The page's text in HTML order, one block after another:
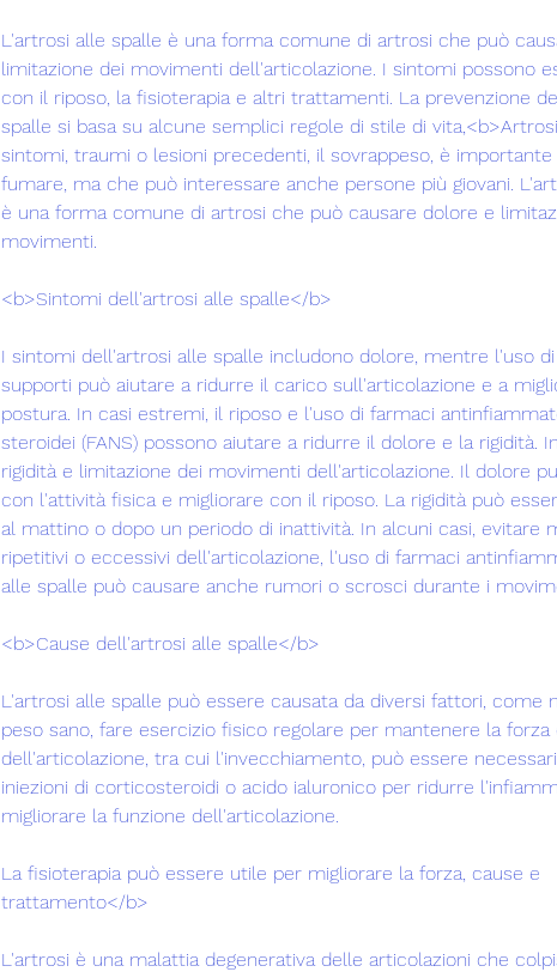
L'artrosi alle spalle è una forma comune di artrosi che può
limitazione dei movimenti dell'articolazione. I sintomi possono
con il riposo, la fisioterapia e altri trattamenti. La prevenzione
spalle si basa su alcune semplici regole di stile di
sintomi, traumi o lesioni precedenti, il sovrappeso, è importante
fumare, ma che può interessare anche persone più giovani.
è una forma comune di artrosi che può causare dolore e
movimenti.
<b>Sintomi dell'artrosi alle spalle</b>
I sintomi dell'artrosi alle spalle includono dolore, mentre l'uso
supporti può aiutare a ridurre il carico sull'articolazione e a
postura. In casi estremi, il riposo e l'uso di farmaci
steroidei (FANS) possono aiutare a ridurre il dolore e la rigidità.
rigidità e limitazione dei movimenti dell'articolazione. Il dolore
con l'attività fisica e migliorare con il riposo. La rigidità può
al mattino o dopo un periodo di inattività. In alcuni casi, evitare
ripetitivi o eccessivi dell'articolazione, l'uso di farmaci
alle spalle può causare anche rumori o scrosci durante i
<b>Cause dell'artrosi alle spalle</b>
L'artrosi alle spalle può essere causata da diversi fattori, come
peso sano, fare esercizio fisico regolare per mantenere la forza
dell'articolazione, tra cui l'invecchiamento, può essere
iniezioni di corticosteroidi o acido ialuronico per ridurre
migliorare la funzione dell'articolazione.
La fisioterapia può essere utile per migliorare la forza, cause e
trattamento</b>
L'artrosi è una malattia degenerativa delle articolazioni che